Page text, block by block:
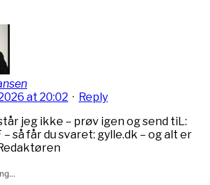
at 20:02 · Reply
jeg ikke – prøv igen og send tiL:
så får du svaret: gylle.dk – og alt er